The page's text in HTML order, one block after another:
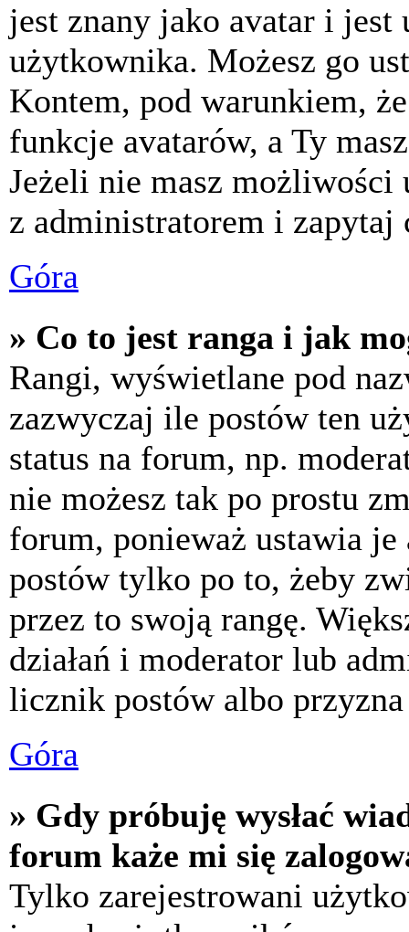
jest znany jako avatar i jest
użytkownika. Możesz go
Kontem, pod warunkiem,
funkcje avatarów, a Ty
Jeżeli nie masz możliwości
z administratorem i zapytaj
Góra
» Co to jest ranga i jak
Rangi, wyświetlane pod
zazwyczaj ile postów ten
status na forum, np.
nie możesz tak po prostu
forum, ponieważ ustawia
postów tylko po to, żeby
przez to swoją rangę.
działań i moderator lub
licznik postów albo
Góra
» Gdy próbuję wysłać
forum każe mi się
Tylko zarejestrowani